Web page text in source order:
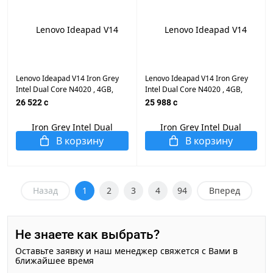
Lenovo Ideapad V14 Iron Grey
Intel Dual Core N4020 , 4GB,
1TB HDD, AMD Radeon™
Cam, DOS, Eng-Rus Заводская
Клавиатура
26 522 c
В корзину
Lenovo Ideapad V14 Iron Grey
Intel Dual Core N4020 , 4GB,
128GB SSD, AMD Radeon™
Cam, DOS, Eng-Rus Заводская
Клавиатура
25 988 c
В корзину
Назад 1 2 3 4 94 Вперед
Не знаете как выбрать?
Оставьте заявку и наш менеджер свяжется с Вами в
ближайшее время